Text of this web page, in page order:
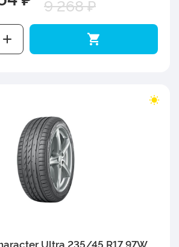
9 268 ₽
Ultra 235/45 R17 97W